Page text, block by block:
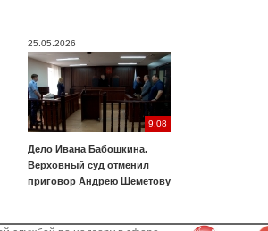
25.05.2026
9:08
Дело Ивана Бабошкина.
Верховный суд отменил
приговор Андрею Шеметову